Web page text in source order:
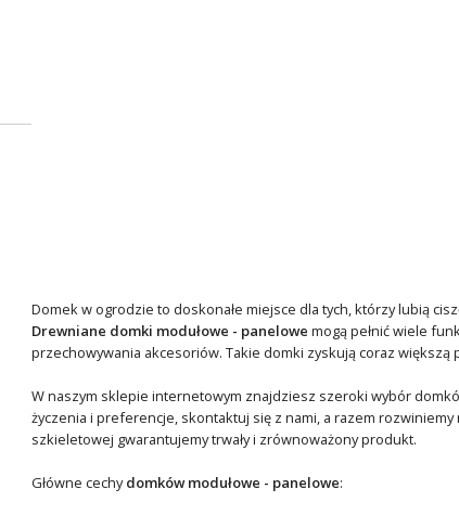
Domek w ogrodzie to doskonałe miejsce dla tych, którzy lubią
Drewniane domki modułowe - panelowe mogą pełnić wiele
przechowywania akcesoriów. Takie domki zyskują coraz
W naszym sklepie internetowym znajdziesz szeroki wybór
życzenia i preferencje, skontaktuj się z nami, a razem
szkieletowej gwarantujemy trwały i zrównoważony produkt.
Główne cechydomków modułowe - panelowe: